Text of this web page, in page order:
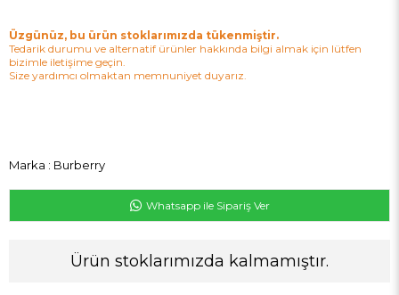
Üzgünüz, bu ürün stoklarımızda tükenmiştir.
Tedarik durumu ve alternatif ürünler hakkında bilgi almak için lütfen
bizimle iletişime geçin.
Size yardımcı olmaktan memnuniyet duyarız.
Marka : Burberry
Whatsapp ile Sipariş Ver
Ürün stoklarımızda kalmamıştır.